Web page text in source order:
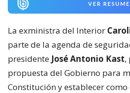
VER
La exministra del Interior
parte de la agenda de
presidente José Antonio Kast,
propuesta del Gobierno para
Constitución y establecer